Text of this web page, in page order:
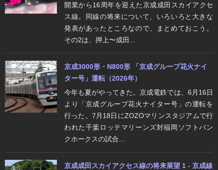
開業から16周年を迎えた京成成田スカイアクセ
ス線。同線の将来について、いろいろと大きな
発表があったところなので、まとめておこう。
その2は、押上〜成田...
京成3000形・N800形 「京成グループ花火ナイ
ター号」運転（2026年）
今年も夏がやってきた。京成電鉄では、6月16日
より「京成グループ花火ナイター号」の運転を
行った。7月18日にZOZOマリンスタジアムで行
われた千葉ロッテマリーンズ対福岡ソフトバン
クホークスの試合...
京成成田スカイアクセス線の将来展望 1 - 京成線